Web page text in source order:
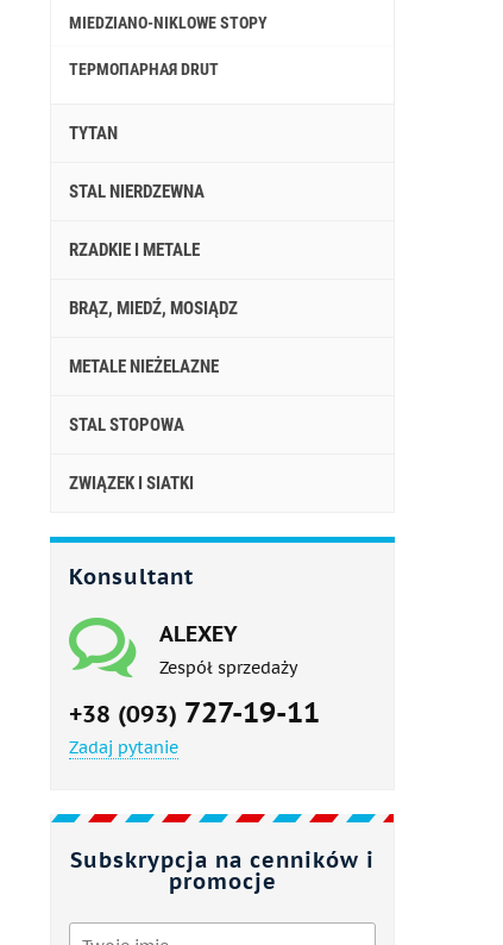
MIEDZIANO-NIKLOWE STOPY
ТЕРМОПАРНАЯ DRUT
TYTAN
STAL NIERDZEWNA
RZADKIE I METALE
BRĄZ, MIEDŹ, MOSIĄDZ
METALE NIEŻELAZNE
STAL STOPOWA
ZWIĄZEK I SIATKI
Konsultant
ALEXEY
Zespół sprzedaży
+38 (093) 727-19-11
Zadaj pytanie
Subskrypcja na cenników i
promocje